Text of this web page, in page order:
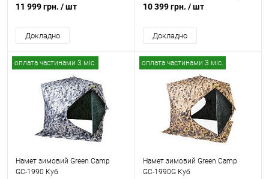
6644)
11 999 грн. / шт
Докладно
(RA 6609)
10 399 грн. / шт
Докладно
оплата частинами 3 міс.
Намет зимовий Green Camp
GС-1990 Куб
оплата частинами 3 міс.
Намет зимовий Green Camp
GС-1990G Куб